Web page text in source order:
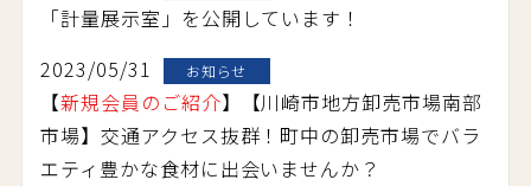
「計量展示室」を公開しています！
2023/05/31
お知らせ
【新規会員のご紹介】【川崎市地方卸売市場南部
市場】交通アクセス抜群！町中の卸売市場でバラ
エティ豊かな食材に出会いませんか？